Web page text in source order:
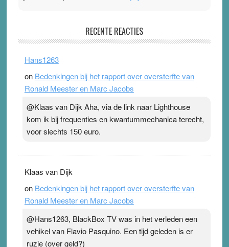
Ward van Beek
topsporters. Ze hopen ermee hun hartslag te verlagen
terwijl ze meer zuurstof opnemen. Daarop heeft zo’n
pleister geen effect. Maar het gevoel ‘makkelijker te
Pleisterplakkers in de topspsort ›[...]
RECENTE REACTIES
Hans1263
on Bedenkingen bij het rapport over oversterfte van
Ronald Meester en Marc Jacobs
@Klaas van Dijk Aha, via de link naar Lighthouse
kom ik bij frequenties en kwantummechanica terecht,
voor slechts 150 euro.
Klaas van Dijk
on Bedenkingen bij het rapport over oversterfte van
Ronald Meester en Marc Jacobs
@Hans1263, BlackBox TV was in het verleden een
vehikel van Flavio Pasquino. Een tijd geleden is er
ruzie (over geld?)